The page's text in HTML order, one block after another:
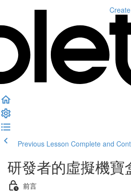
Previous Lesson Complete and
研發者的虛擬機寶
前言